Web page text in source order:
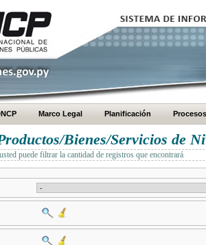
Marco Legal Planificación Procesos
Bienes/Servicios de
puede filtrar la cantidad de registros que encontrará